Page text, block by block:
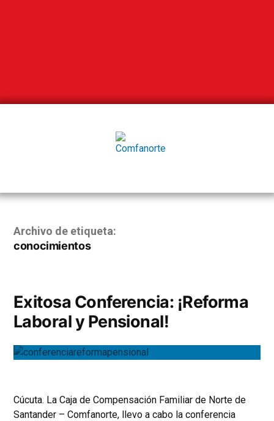
Archivo de etiqueta:
conocimientos
Exitosa Conferencia: ¡Reforma
Laboral y Pensional!
Cúcuta. La Caja de Compensación Familiar de Norte de
Santander – Comfanorte, llevo a cabo la conferencia